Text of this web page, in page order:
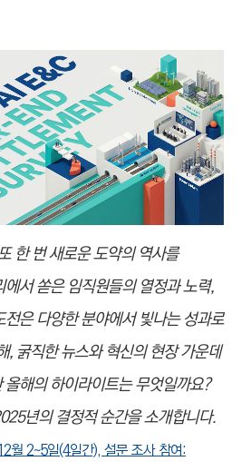
한 번 새로운 도약의 역사를
서 쏟은 임직원들의 열정과 노력,
은 다양한 분야에서 빛나는 성과로
, 굵직한 뉴스와 혁신의 현장 가운데
해의 하이라이트는 무엇일까요?
년의 결정적 순간을 소개합니다.
월 2~5일(4일간), 설문 조사 참여: